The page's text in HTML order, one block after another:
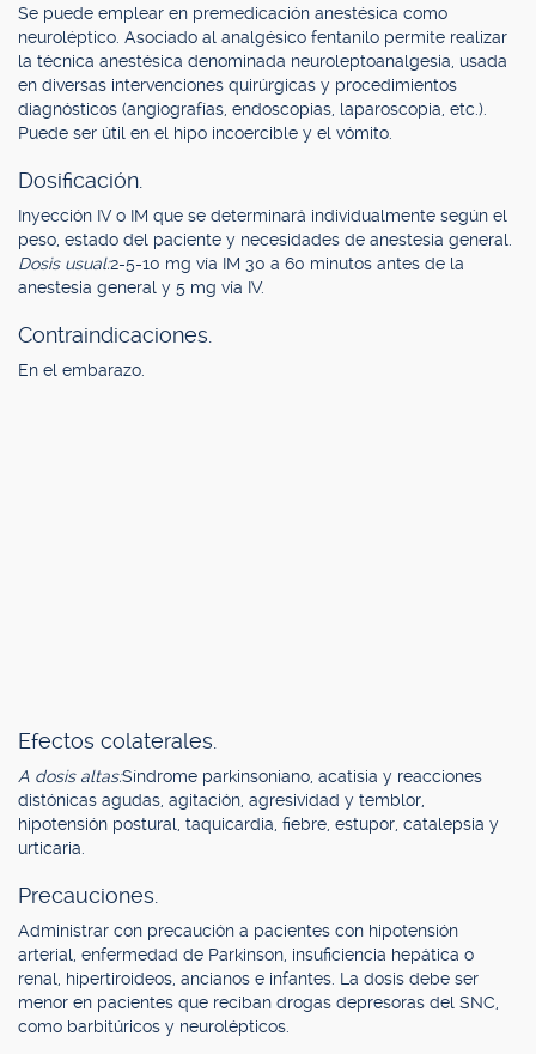
Se puede emplear en premedicación anestésica como
neuroléptico. Asociado al analgésico fentanilo permite realizar
la técnica anestésica denominada neuroleptoanalgesia, usada
en diversas intervenciones quirúrgicas y procedimientos
diagnósticos (angiografías, endoscopias, laparoscopia, etc.).
Puede ser útil en el hipo incoercible y el vómito.
Dosificación.
Inyección IV o IM que se determinará individualmente según el
peso, estado del paciente y necesidades de anestesia general.
Dosis usual:2-5-10 mg vía IM 30 a 60 minutos antes de la
anestesia general y 5 mg vía IV.
Contraindicaciones.
En el embarazo.
Efectos colaterales.
A dosis altas:Síndrome parkinsoniano, acatisia y reacciones
distónicas agudas, agitación, agresividad y temblor,
hipotensión postural, taquicardia, fiebre, estupor, catalepsia y
urticaria.
Precauciones.
Administrar con precaución a pacientes con hipotensión
arterial, enfermedad de Parkinson, insuficiencia hepática o
renal, hipertiroideos, ancianos e infantes. La dosis debe ser
menor en pacientes que reciban drogas depresoras del SNC,
como barbitúricos y neurolépticos.